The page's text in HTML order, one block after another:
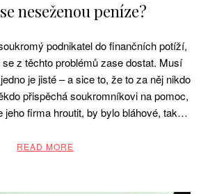
neseženou peníze?
podnikatel do finančních potíží,
z těchto problémů zase dostat. Musí
je jisté – a sice to, že to za něj nikdo
přispěchá soukromníkovi na pomoc,
jeho firma hroutit, by bylo bláhové, tak…
READ MORE